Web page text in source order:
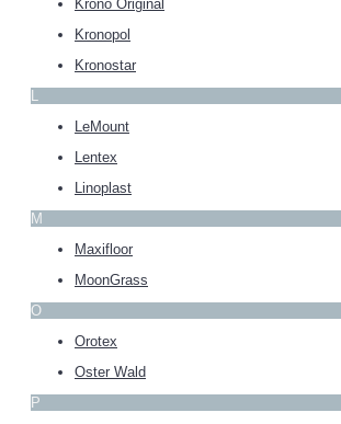
Krono Original
Kronopol
Kronostar
L
LeMount
Lentex
Linoplast
M
Maxifloor
MoonGrass
O
Orotex
Oster Wald
P